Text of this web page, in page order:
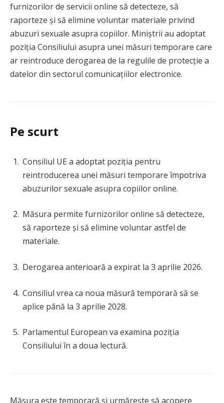
furnizorilor de servicii online să detecteze, să
raporteze și să elimine voluntar materiale privind
abuzuri sexuale asupra copiilor. Miniștrii au adoptat
poziția Consiliului asupra unei măsuri temporare care
ar reintroduce derogarea de la regulile de protecție a
datelor din sectorul comunicațiilor electronice.
Pe scurt
Consiliul UE a adoptat poziția pentru
reintroducerea unei măsuri temporare împotriva
abuzurilor sexuale asupra copiilor online.
Măsura permite furnizorilor online să detecteze,
să raporteze și să elimine voluntar astfel de
materiale.
Derogarea anterioară a expirat la 3 aprilie 2026.
Consiliul vrea ca noua măsură temporară să se
aplice până la 3 aprilie 2028.
Parlamentul European va examina poziția
Consiliului în a doua lectură.
Măsura este temporară și urmărește să acopere